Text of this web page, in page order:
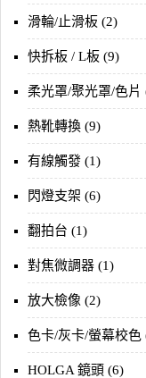
滑輪/止滑板 (2)
快拆板 / L板 (9)
柔光罩/聚光罩/色片
熱靴轉換 (9)
有線觸發 (1)
閃燈支架 (6)
翻拍台 (1)
對焦微調器 (1)
放大檢像 (2)
色卡/灰卡/螢幕校色
HOLGA 鏡頭 (6)